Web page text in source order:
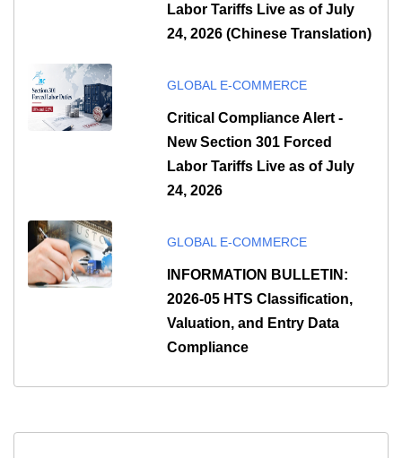
Labor Tariffs Live as of July
24, 2026 (Chinese Translation)
GLOBAL E-COMMERCE
Critical Compliance Alert -
New Section 301 Forced
Labor Tariffs Live as of July
24, 2026
GLOBAL E-COMMERCE
INFORMATION BULLETIN:
2026-05 HTS Classification,
Valuation, and Entry Data
Compliance